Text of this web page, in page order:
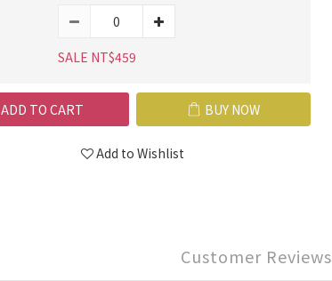
SALE NT$459
ADD TO CART BUY NOW
Add to Wishlist
Customer Reviews